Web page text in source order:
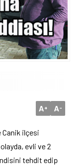
A+ A-
Canik ilçesi
evli ve 2
tehdit edip